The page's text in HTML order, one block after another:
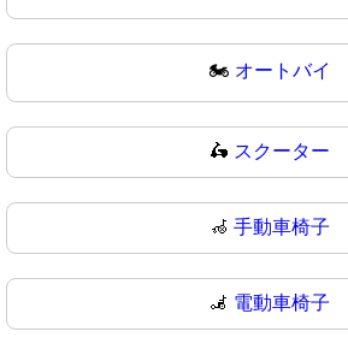
🏍 オートバイ
🛵 スクーター
🦽 手動車椅子
🦼 電動車椅子